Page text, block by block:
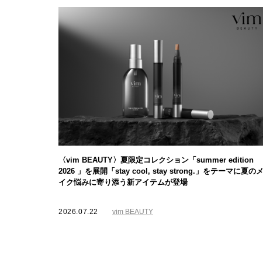
〈vim BEAUTY〉夏限定コレクション「summer edition
2026 」を展開「stay cool, stay strong.」をテーマに夏のメ
イク悩みに寄り添う新アイテムが登場
2026.07.22 vim BEAUTY